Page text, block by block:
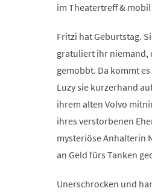
im Theatertreff &
Fritzi hat Geburtstag.
gratuliert ihr niemand,
gemobbt. Da kommt
Luzy sie kurzerhand
ihrem alten Volvo
ihres verstorbenen
mysteriöse Anhalterin
an Geld fürs Tanken
Unerschrocken und